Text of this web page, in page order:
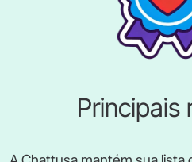
Principais